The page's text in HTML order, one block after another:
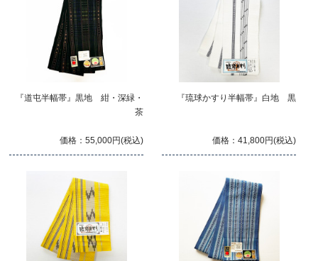
『道屯半幅帯』黒地 紺・深緑・
茶
価格：55,000円(税込)
『琉球かすり半幅帯』白地 黒
価格：41,800円(税込)